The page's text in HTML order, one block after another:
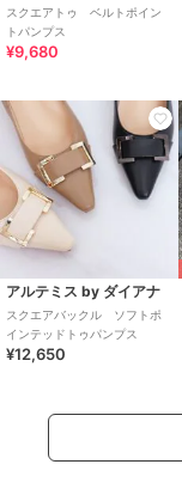
スクエアトゥ ベルトポイン
トパンプス
¥9,680
アルテミス by ダイアナ
スクエアバックル ソフトポ
インテッドトゥパンプス
¥12,650